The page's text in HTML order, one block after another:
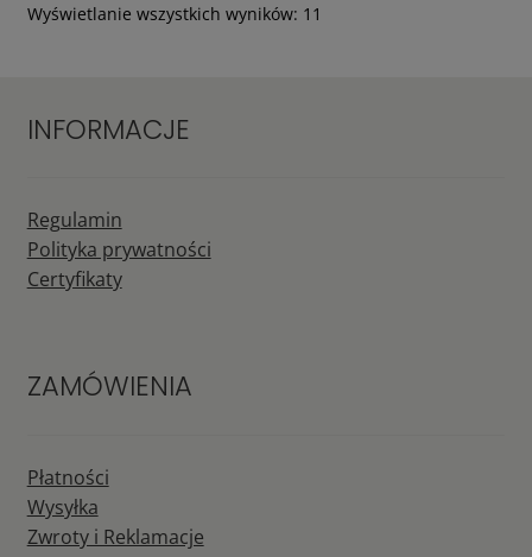
Wyświetlanie wszystkich wyników: 11
INFORMACJE
Regulamin
Polityka prywatności
Certyfikaty
ZAMÓWIENIA
Płatności
Wysyłka
Zwroty i Reklamacje